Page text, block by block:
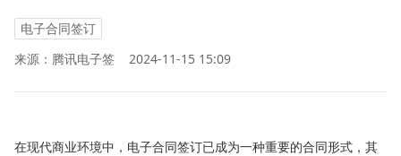
电子合同签订
来源：腾讯电子签
2024-11-15 15:09
在现代商业环境中，电子合同签订已成为一种重要的合同形式，其